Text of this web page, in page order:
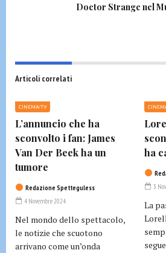
Doctor Strange nel
Articoli correlati
CINEMA/TV
L’annuncio che ha
sconvolto i fan: James
Van Der Beek ha un
tumore
Redazione Spetteguless
4 Novembre 2024
Nel mondo dello spettacolo,
le notizie che scuotono
arrivano come un’onda
ha
3
La